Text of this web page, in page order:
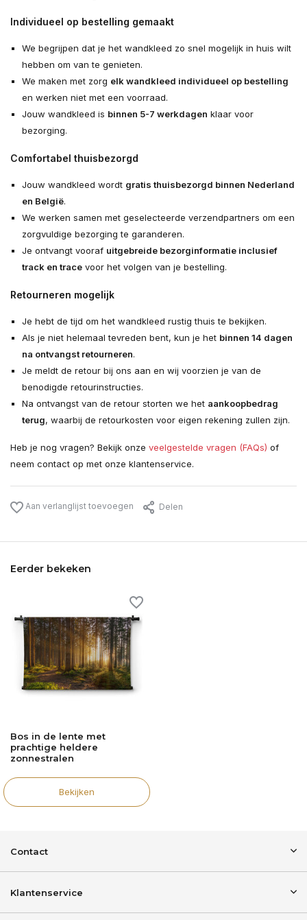
Individueel op bestelling gemaakt
We begrijpen dat je het wandkleed zo snel mogelijk in huis wilt
hebben om van te genieten.
We maken met zorg elk wandkleed individueel op bestelling
en werken niet met een voorraad.
Jouw wandkleed is binnen 5-7 werkdagen klaar voor
bezorging.
Comfortabel thuisbezorgd
Jouw wandkleed wordt gratis thuisbezorgd binnen Nederland
en België.
We werken samen met geselecteerde verzendpartners om een
zorgvuldige bezorging te garanderen.
Je ontvangt vooraf uitgebreide bezorginformatie inclusief
track en tracevoor het volgen van je bestelling.
Retourneren mogelijk
Je hebt de tijd om het wandkleed rustig thuis te bekijken.
Als je niet helemaal tevreden bent, kun je het binnen 14 dagen
na ontvangst retourneren.
Je meldt de retour bij ons aan en wij voorzien je van de
benodigde retourinstructies.
Na ontvangst van de retour storten we het aankoopbedrag
terug, waarbij de retourkosten voor eigen rekening zullen zijn.
Heb je nog vragen? Bekijk onze veelgestelde vragen (FAQs) of
neem contact op met onze klantenservice.
Aan verlanglijst toevoegen Delen
Eerder bekeken
Bos in de lente met
prachtige heldere
zonnestralen
Bekijken
Contact
Klantenservice